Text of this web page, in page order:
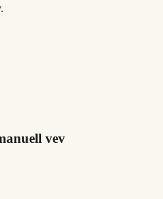
vev